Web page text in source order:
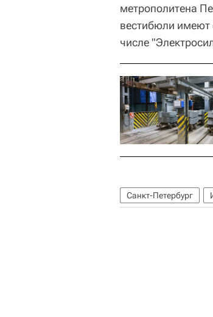
метрополитена
вестибюли имеют
числе
Санкт-Петербург